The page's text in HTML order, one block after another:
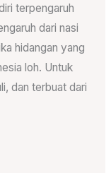
terpengaruh
dari nasi
hidangan yang
loh. Untuk
dan terbuat dari